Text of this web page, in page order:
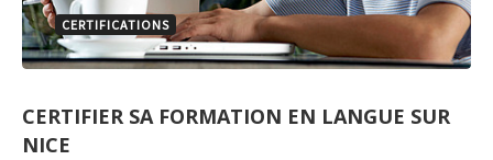
CERTIFICATIONS
CERTIFIER SA FORMATION EN LANGUE SUR
NICE